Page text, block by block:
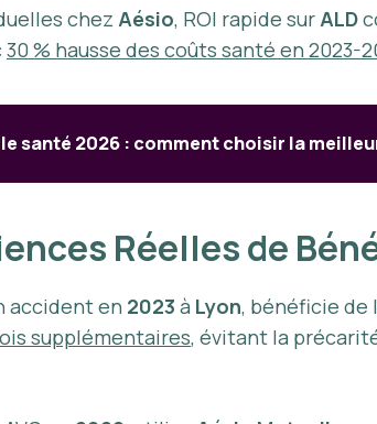
chez Aésio, ROI rapide surALD
30 % hausse des coûts santé en 2023-
santé 2026 : comment choisir la
Réelles de
accident en 2023 à Lyon, bénéficie de
supplémentaires, évitant la